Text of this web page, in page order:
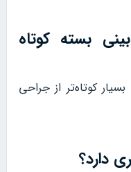
بسته کوتاه
کوتاه‌تر از جراحی
دارد؟